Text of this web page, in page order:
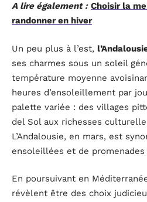
A lire également : Choisir la
randonner en hiver
Un peu plus à l’est,
ses charmes sous un soleil
température moyenne
heures d’ensoleillement par
palette variée : des villages
del Sol aux richesses
L’Andalousie, en mars, est
ensoleillées et de
En poursuivant en
révèlent être des choix